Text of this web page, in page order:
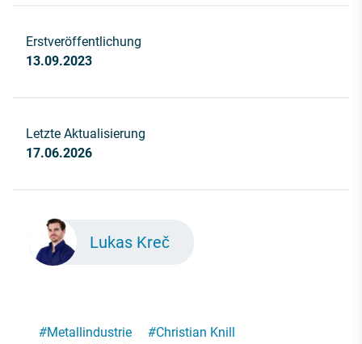
Erstveröffentlichung
13.09.2023
Letzte Aktualisierung
17.06.2026
Lukas Kreč
#Metallindustrie #Christian Knill